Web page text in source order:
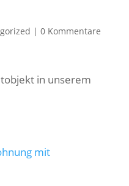
| 0 Kommentare
in unserem
mit